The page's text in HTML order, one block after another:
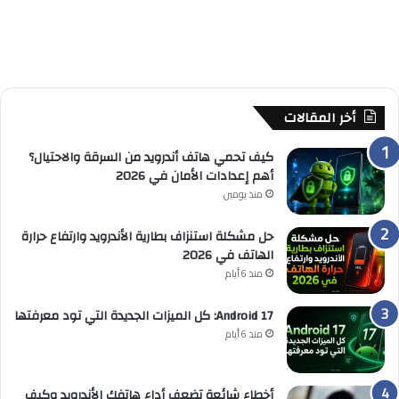
أخر المقالات
كيف تحمي هاتف أندرويد من السرقة والاحتيال؟
أهم إعدادات الأمان في 2026
منذ يومين
حل مشكلة استنزاف بطارية الأندرويد وارتفاع حرارة
الهاتف في 2026
منذ 6 أيام
Android 17: كل الميزات الجديدة التي تود معرفتها
منذ 6 أيام